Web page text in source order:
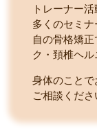
トレーナー
多くのセミ
自の骨格矯
ク・頚椎ヘル
身体のこと
ご相談くださ